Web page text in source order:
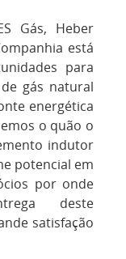
Gás, Heber
está
para
gás natural
energética
o quão o
indutor
potencial em
por onde
deste
satisfação